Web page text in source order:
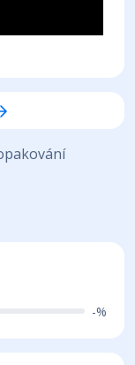
-%